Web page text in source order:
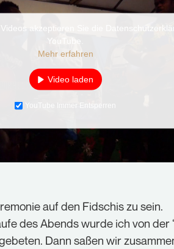
Videos akzeptieren Sie die
YouTube.
Mehr erfahren
Video laden
YouTube Immer Entsperren
auf den Fidschis zu sein.
des Abends wurde ich von der
Dann saßen wir